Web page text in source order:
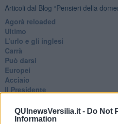
QUInewsVersilia.it - Do Not
Information
Articoli dal Blog “Pensieri della
​Agorà reloaded
Ultimo
​L’urlo e gli inglesi
Carrà
Può darsi
Europei
Acciaio
Il Presidente
Insopportabile
​Mentre